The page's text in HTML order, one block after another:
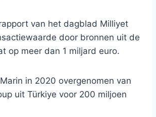
van het dagblad Milliyet
door bronnen uit de
op meer dan 1 miljard euro.
in 2020 overgenomen van
uit Türkiye voor 200 miljoen